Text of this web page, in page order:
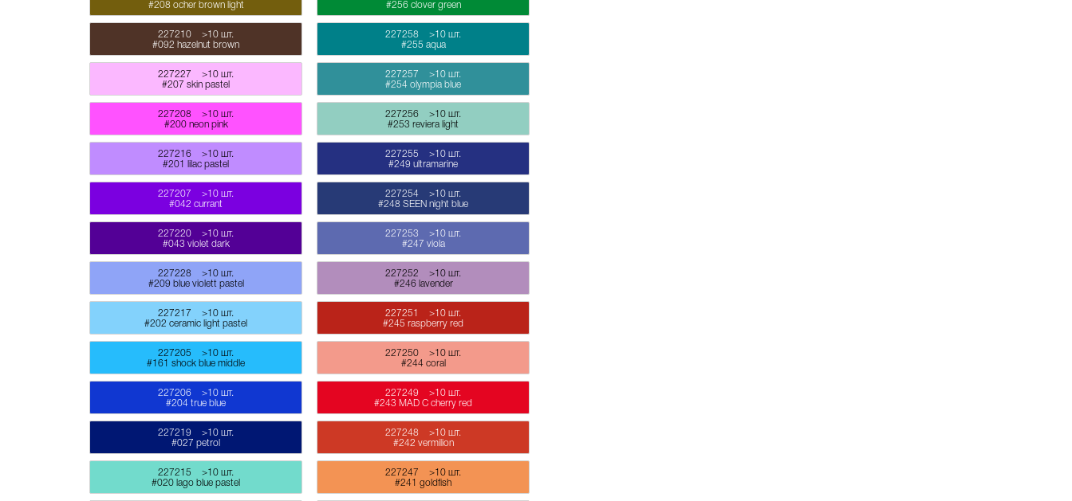
#208 ocher brown light
227210
#092 hazelnut brown
>10 шт.
227227
#207 skin pastel
>10 шт.
227208
#200 neon pink
>10 шт.
227216
#201 lilac pastel
>10 шт.
227207
#042 currant
>10 шт.
227220
#043 violet dark
>10 шт.
227228
#209 blue violett pastel
>10 шт.
227217
#202 ceramic light pastel
>10 шт.
227205
#161 shock blue middle
>10 шт.
227206
#204 true blue
>10 шт.
227219
#027 petrol
>10 шт.
227215
#020 lago blue pastel
>10 шт.
#256 clover green
227258
#255 aqua
>10 шт.
227257
#254 olympia blue
>10 шт.
227256
#253 reviera light
>10 шт.
227255
#249 ultramarine
>10 шт.
227254
#248 SEEN night blue
>10 шт.
227253
#247 viola
>10 шт.
227252
#246 lavender
>10 шт.
227251
#245 raspberry red
>10 шт.
227250
#244 coral
>10 шт.
227249
#243 MAD C cherry red
>10 шт.
227248
#242 vermilion
>10 шт.
227247
#241 goldfish
>10 шт.